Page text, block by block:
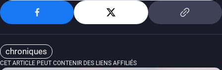
chroniques
CET ARTICLE PEUT CONTENIR DES LIENS AFFILIÉS